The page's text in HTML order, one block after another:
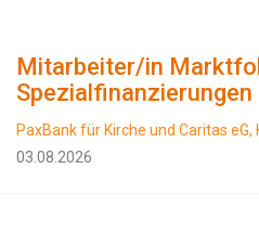
Mitarbeiter/in
PaxBank für Kirche und Caritas eG,
03.08.2026